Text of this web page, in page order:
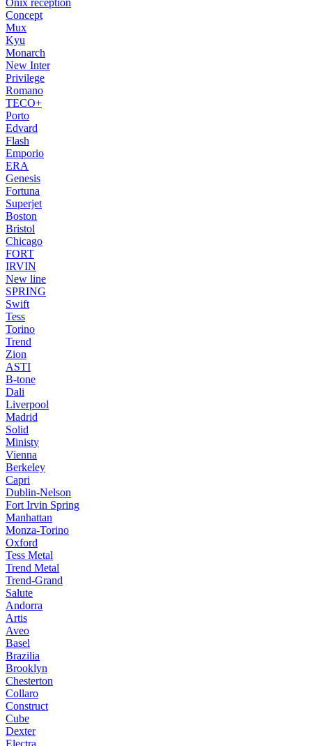
Onix reception
Concept
Mux
Kyu
Monarch
New Inter
Privilege
Romano
TECO+
Porto
Edvard
Flash
Emporio
ERA
Genesis
Fortuna
Superjet
Boston
Bristol
Chicago
FORT
IRVIN
New line
SPRING
Swift
Tess
Torino
Trend
Zion
ASTI
B-tone
Dali
Liverpool
Madrid
Solid
Ministy
Vienna
Berkeley
Capri
Dublin-Nelson
Fort Irvin Spring
Manhattan
Monza-Torino
Oxford
Tess Metal
Trend Metal
Trend-Grand
Salute
Andorra
Artis
Aveo
Basel
Brazilia
Brooklyn
Chesterton
Collaro
Construct
Cube
Dexter
Electra